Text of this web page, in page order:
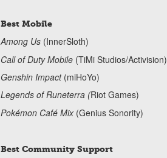
Best Mobile
Among Us(InnerSloth)
Call of Duty Mobile(TiMi Studios/Activision)
Genshin Impact(miHoYo)
Legends of Runeterra (Riot Games)
Pokémon Café Mix(Genius Sonority)
Best Community Support